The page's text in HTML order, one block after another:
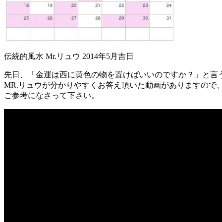
伝統的風水 Mr.リュウ 2014年5月吉日
先日、「金運は西に黄色の物を置けばいいのですか？」と言
MR.リュウが分かりやすくお答え頂いた動画がありますので、
ご参考になさって下さい。